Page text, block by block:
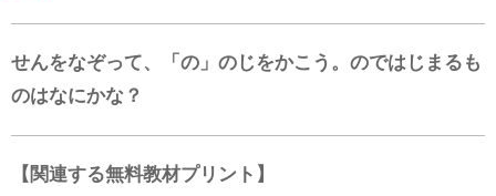
せんをなぞって、「の」のじをかこう。のではじまるも
のはなにかな？
【関連する無料教材プリント】